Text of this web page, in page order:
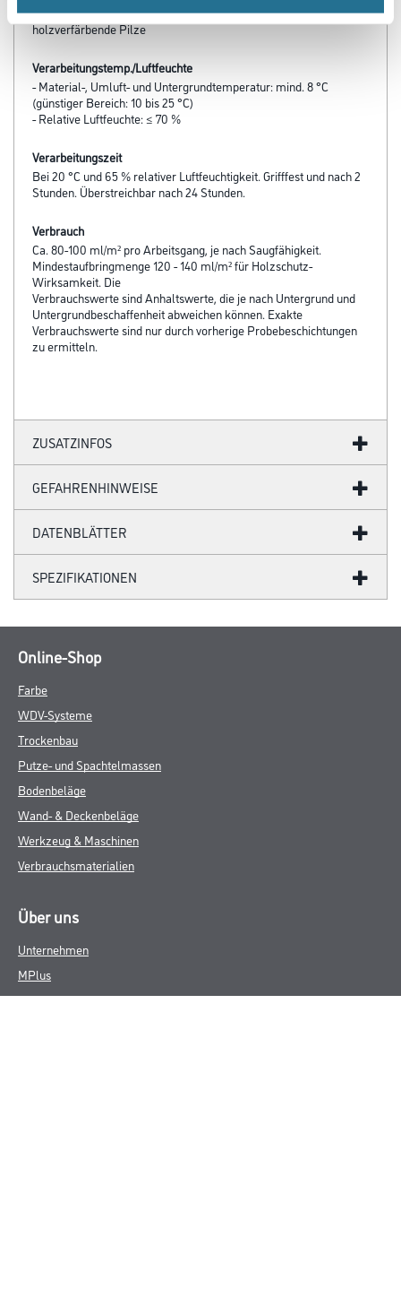
- Vorbeugender Schutz gegen holz­zerstörende und
holzverfärbende Pilze
Verarbeitungstemp./Luftfeuchte
- Material-, Umluft- und Untergrundtemperatur: mind. 8 °C
(günstiger Bereich: 10 bis 25 °C)
- Relative Luftfeuchte: ≤ 70 %
Verarbeitungszeit
Bei 20 °C und 65 % relativer Luftfeuchtigkeit. Grifffest und nach 2
Stunden. Überstreichbar nach 24 Stunden.
Verbrauch
Ca. 80-100 ml/m² pro Arbeitsgang, je nach Saugfähigkeit.
Mindestaufbringmenge 120 - 140 ml/m² für Holzschutz-
Wirksamkeit. Die
Verbrauchs­werte sind Anhaltswerte, die je nach Unter­grund und
Untergrund­be­schaffenheit ab­weichen können. Exakte
Verbrauchswerte sind nur durch vorherige Probebeschich­tungen
zu ermitteln.
ZUSATZINFOS
GEFAHRENHINWEISE
DATENBLÄTTER
SPEZIFIKATIONEN
Online-Shop
Farbe
WDV-Systeme
Trockenbau
Putze- und Spachtelmassen
Bodenbeläge
Wand- & Deckenbeläge
Werkzeug & Maschinen
Verbrauchsmaterialien
Über uns
Unternehmen
MPlus
HAMSTA